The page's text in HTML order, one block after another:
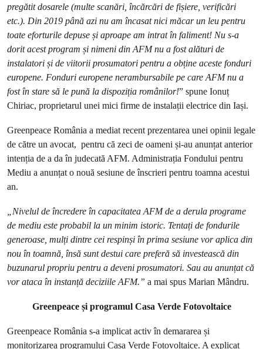
pregătit dosarele (multe scanări, încărcări de fișiere, verificări
etc.). Din 2019 până azi nu am încasat nici măcar un leu pentru
toate eforturile depuse și aproape am intrat în faliment! Nu s-a
dorit acest program și nimeni din AFM nu a fost alături de
instalatori și de viitorii prosumatori pentru a obține aceste fonduri
europene. Fonduri europene nerambursabile pe care AFM nu a
fost în stare să le pună la dispoziția românilor!” spune Ionuț
Chiriac, proprietarul unei mici firme de instalații electrice din Iași.
Greenpeace România a mediat recent prezentarea unei opinii legale
de către un avocat, pentru că zeci de oameni și-au anunțat anterior
intenția de a da în judecată AFM. Administrația Fondului pentru
Mediu a anunțat o nouă sesiune de înscrieri pentru toamna acestui
an.
„Nivelul de încredere în capacitatea AFM de a derula programe
de mediu este probabil la un minim istoric. Tentați de fondurile
generoase, mulți dintre cei respinși în prima sesiune vor aplica din
nou în toamnă, însă sunt destui care preferă să investească din
buzunarul propriu pentru a deveni prosumatori. Sau au anunțat că
vor ataca în instanță deciziile AFM.” a mai spus Marian Mândru.
Greenpeace și programul Casa Verde Fotovoltaice
Greenpeace România s-a implicat activ în demararea și
monitorizarea programului Casa Verde Fotovoltaice. A explicat